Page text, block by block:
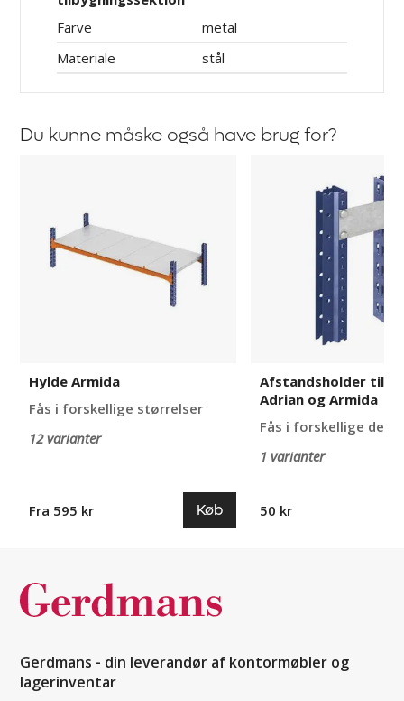
Farve
metal
Materiale
stål
Du kunne måske også have brug for?
Hylde Armida
Fås i forskellige størrelser
12 varianter
Fra 595 kr Køb
Afstandsholder til
Adrian og Armida
Fås i forskellige
1 varianter
50 kr
Gerdmans - din leverandør af kontormøbler og
lagerinventar